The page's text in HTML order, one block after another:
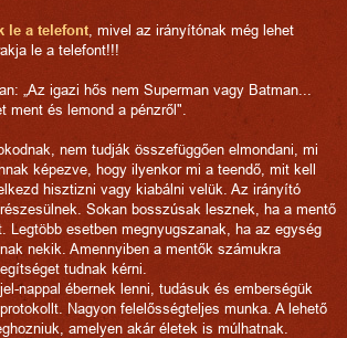
le a telefont , mivel az irányítónak még lehet
le a telefont!!!
„Az igazi hős nem Superman vagy Batman...
ment és lemond a pénzről".
nem tudják összefüggően elmondani, mi
képezve, hogy ilyenkor mi a teendő, mit kell
hisztizni vagy kiabálni velük. Az irányító
Sokan bosszúsak lesznek, ha a mentő
esetben megnyugszanak, ha az egység
nekik. Amennyiben a mentők számukra
tudnak kérni.
nappal ébernek lenni, tudásuk és emberségük
Nagyon felelősségteljes munka. A lehető
amelyen akár életek is múlhatnak.